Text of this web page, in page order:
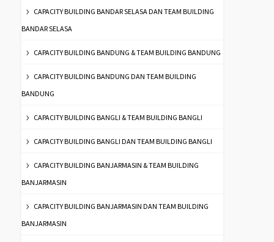
CAPACITY BUILDING BANDAR SELASA DAN TEAM BUILDING
BANDAR SELASA
CAPACITY BUILDING BANDUNG & TEAM BUILDING BANDUNG
CAPACITY BUILDING BANDUNG DAN TEAM BUILDING
BANDUNG
CAPACITY BUILDING BANGLI & TEAM BUILDING BANGLI
CAPACITY BUILDING BANGLI DAN TEAM BUILDING BANGLI
CAPACITY BUILDING BANJARMASIN & TEAM BUILDING
BANJARMASIN
CAPACITY BUILDING BANJARMASIN DAN TEAM BUILDING
BANJARMASIN